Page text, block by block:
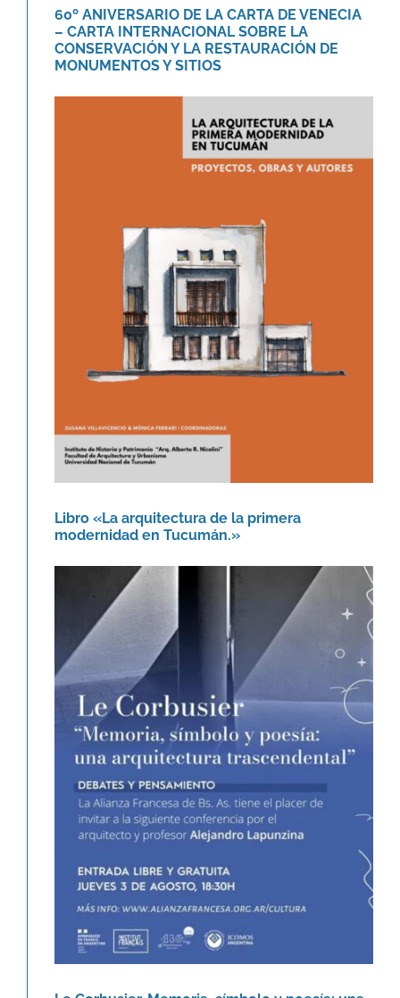
60º ANIVERSARIO DE LA CARTA DE VENECIA
– CARTA INTERNACIONAL SOBRE LA
CONSERVACIÓN Y LA RESTAURACIÓN DE
MONUMENTOS Y SITIOS
Libro «La arquitectura de la
primera modernidad en Tucumán.»
Novedades
Libro «La arquitectura de la primera
modernidad en Tucumán.»
Le Corbusier. Memoria, símbolo y
poesía: una arquitectura
trascendental.
Agenda